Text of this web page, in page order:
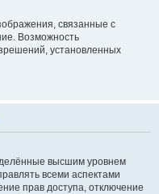
связанные с
Возможность
установленных
высшим уровнем
всеми аспектами
прав доступа, отключение